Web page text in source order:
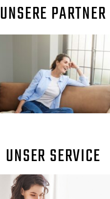
UNSERE PARTNER
UNSER SERVICE